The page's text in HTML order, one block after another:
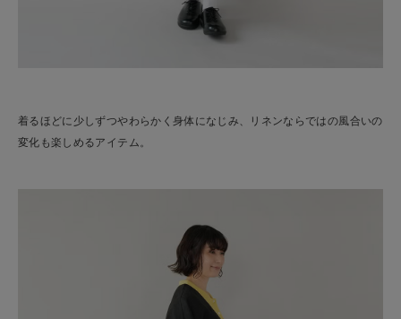
着るほどに少しずつやわらかく身体になじみ、リネンならではの風合いの
変化も楽しめるアイテム。